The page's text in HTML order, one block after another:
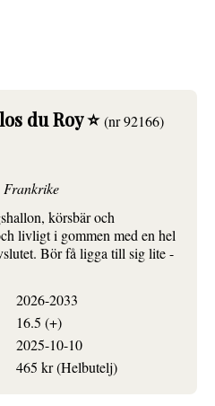
du Roy ⭐(nr 92166)
Frankrike
körsbär och
livligt i gommen med en hel
Bör få ligga till sig lite -
2026-2033
16.5 (+)
2025-10-10
465 kr (Helbutelj)